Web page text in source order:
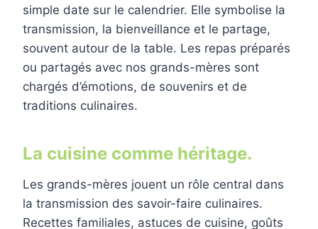
simple date sur le calendrier. Elle symbolise la
transmission, la bienveillance et le partage,
souvent autour de la table. Les repas préparés
ou partagés avec nos grands-mères sont
chargés d’émotions, de souvenirs et de
traditions culinaires.
La cuisine comme héritage.
Les grands-mères jouent un rôle central dans
la transmission des savoir-faire culinaires.
Recettes familiales, astuces de cuisine, goûts